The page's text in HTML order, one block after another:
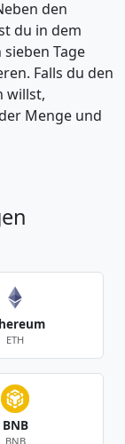
den
du in dem
Tage
Falls du den
willst,
Menge und
ETH
BNB
BNB